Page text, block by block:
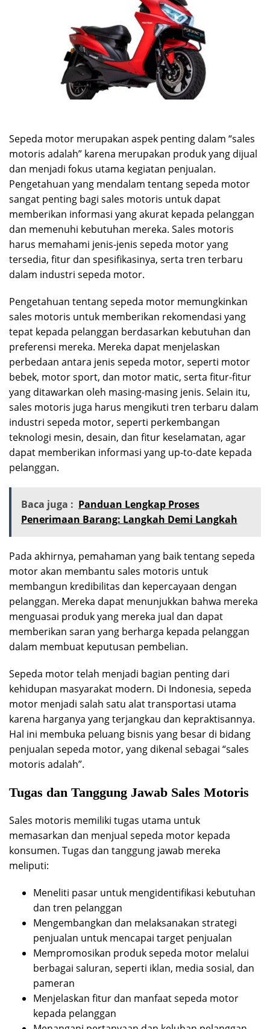
Sepeda motor merupakan aspek penting dalam “sales
motoris adalah” karena merupakan produk yang dijual
dan menjadi fokus utama kegiatan penjualan.
Pengetahuan yang mendalam tentang sepeda motor
sangat penting bagi sales motoris untuk dapat
memberikan informasi yang akurat kepada pelanggan
dan memenuhi kebutuhan mereka. Sales motoris
harus memahami jenis-jenis sepeda motor yang
tersedia, fitur dan spesifikasinya, serta tren terbaru
dalam industri sepeda motor.
Pengetahuan tentang sepeda motor memungkinkan
sales motoris untuk memberikan rekomendasi yang
tepat kepada pelanggan berdasarkan kebutuhan dan
preferensi mereka. Mereka dapat menjelaskan
perbedaan antara jenis sepeda motor, seperti motor
bebek, motor sport, dan motor matic, serta fitur-fitur
yang ditawarkan oleh masing-masing jenis. Selain itu,
sales motoris juga harus mengikuti tren terbaru dalam
industri sepeda motor, seperti perkembangan
teknologi mesin, desain, dan fitur keselamatan, agar
dapat memberikan informasi yang up-to-date kepada
pelanggan.
Baca juga : Panduan Lengkap Proses
Penerimaan Barang: Langkah Demi Langkah
Pada akhirnya, pemahaman yang baik tentang sepeda
motor akan membantu sales motoris untuk
membangun kredibilitas dan kepercayaan dengan
pelanggan. Mereka dapat menunjukkan bahwa mereka
menguasai produk yang mereka jual dan dapat
memberikan saran yang berharga kepada pelanggan
dalam membuat keputusan pembelian.
Sepeda motor telah menjadi bagian penting dari
kehidupan masyarakat modern. Di Indonesia, sepeda
motor menjadi salah satu alat transportasi utama
karena harganya yang terjangkau dan kepraktisannya.
Hal ini membuka peluang bisnis yang besar di bidang
penjualan sepeda motor, yang dikenal sebagai “sales
motoris adalah”.
Tugas dan Tanggung Jawab Sales Motoris
Sales motoris memiliki tugas utama untuk
memasarkan dan menjual sepeda motor kepada
konsumen. Tugas dan tanggung jawab mereka
meliputi:
Meneliti pasar untuk mengidentifikasi kebutuhan
dan tren pelanggan
Mengembangkan dan melaksanakan strategi
penjualan untuk mencapai target penjualan
Mempromosikan produk sepeda motor melalui
berbagai saluran, seperti iklan, media sosial, dan
pameran
Menjelaskan fitur dan manfaat sepeda motor
kepada pelanggan